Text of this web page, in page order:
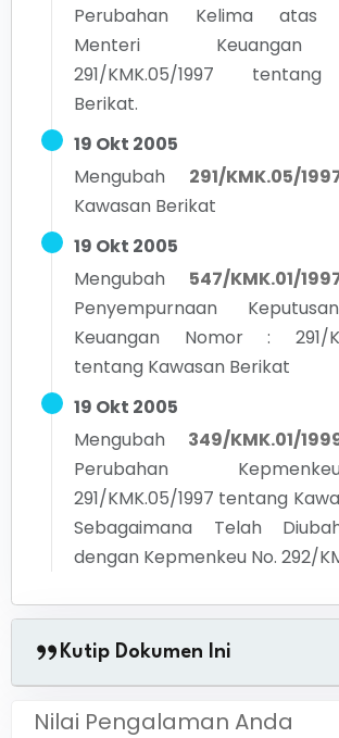
Perubahan Kelima atas
Menteri Keuangan
291/KMK.05/1997
Berikat.
19 Okt 2005
Mengubah
291/KMK.05/
Kawasan Berikat
19 Okt 2005
Mengubah
547/KMK.01/
Penyempurnaan
Keuangan Nomor : 291/
tentang Kawasan Berikat
19 Okt 2005
Mengubah
349/KMK.01/
Perubahan
291/KMK.05/1997 tentang
Sebagaimana Telah
dengan Kepmenkeu No. 292/
Kutip Dokumen Ini
Nilai Pengalaman Anda